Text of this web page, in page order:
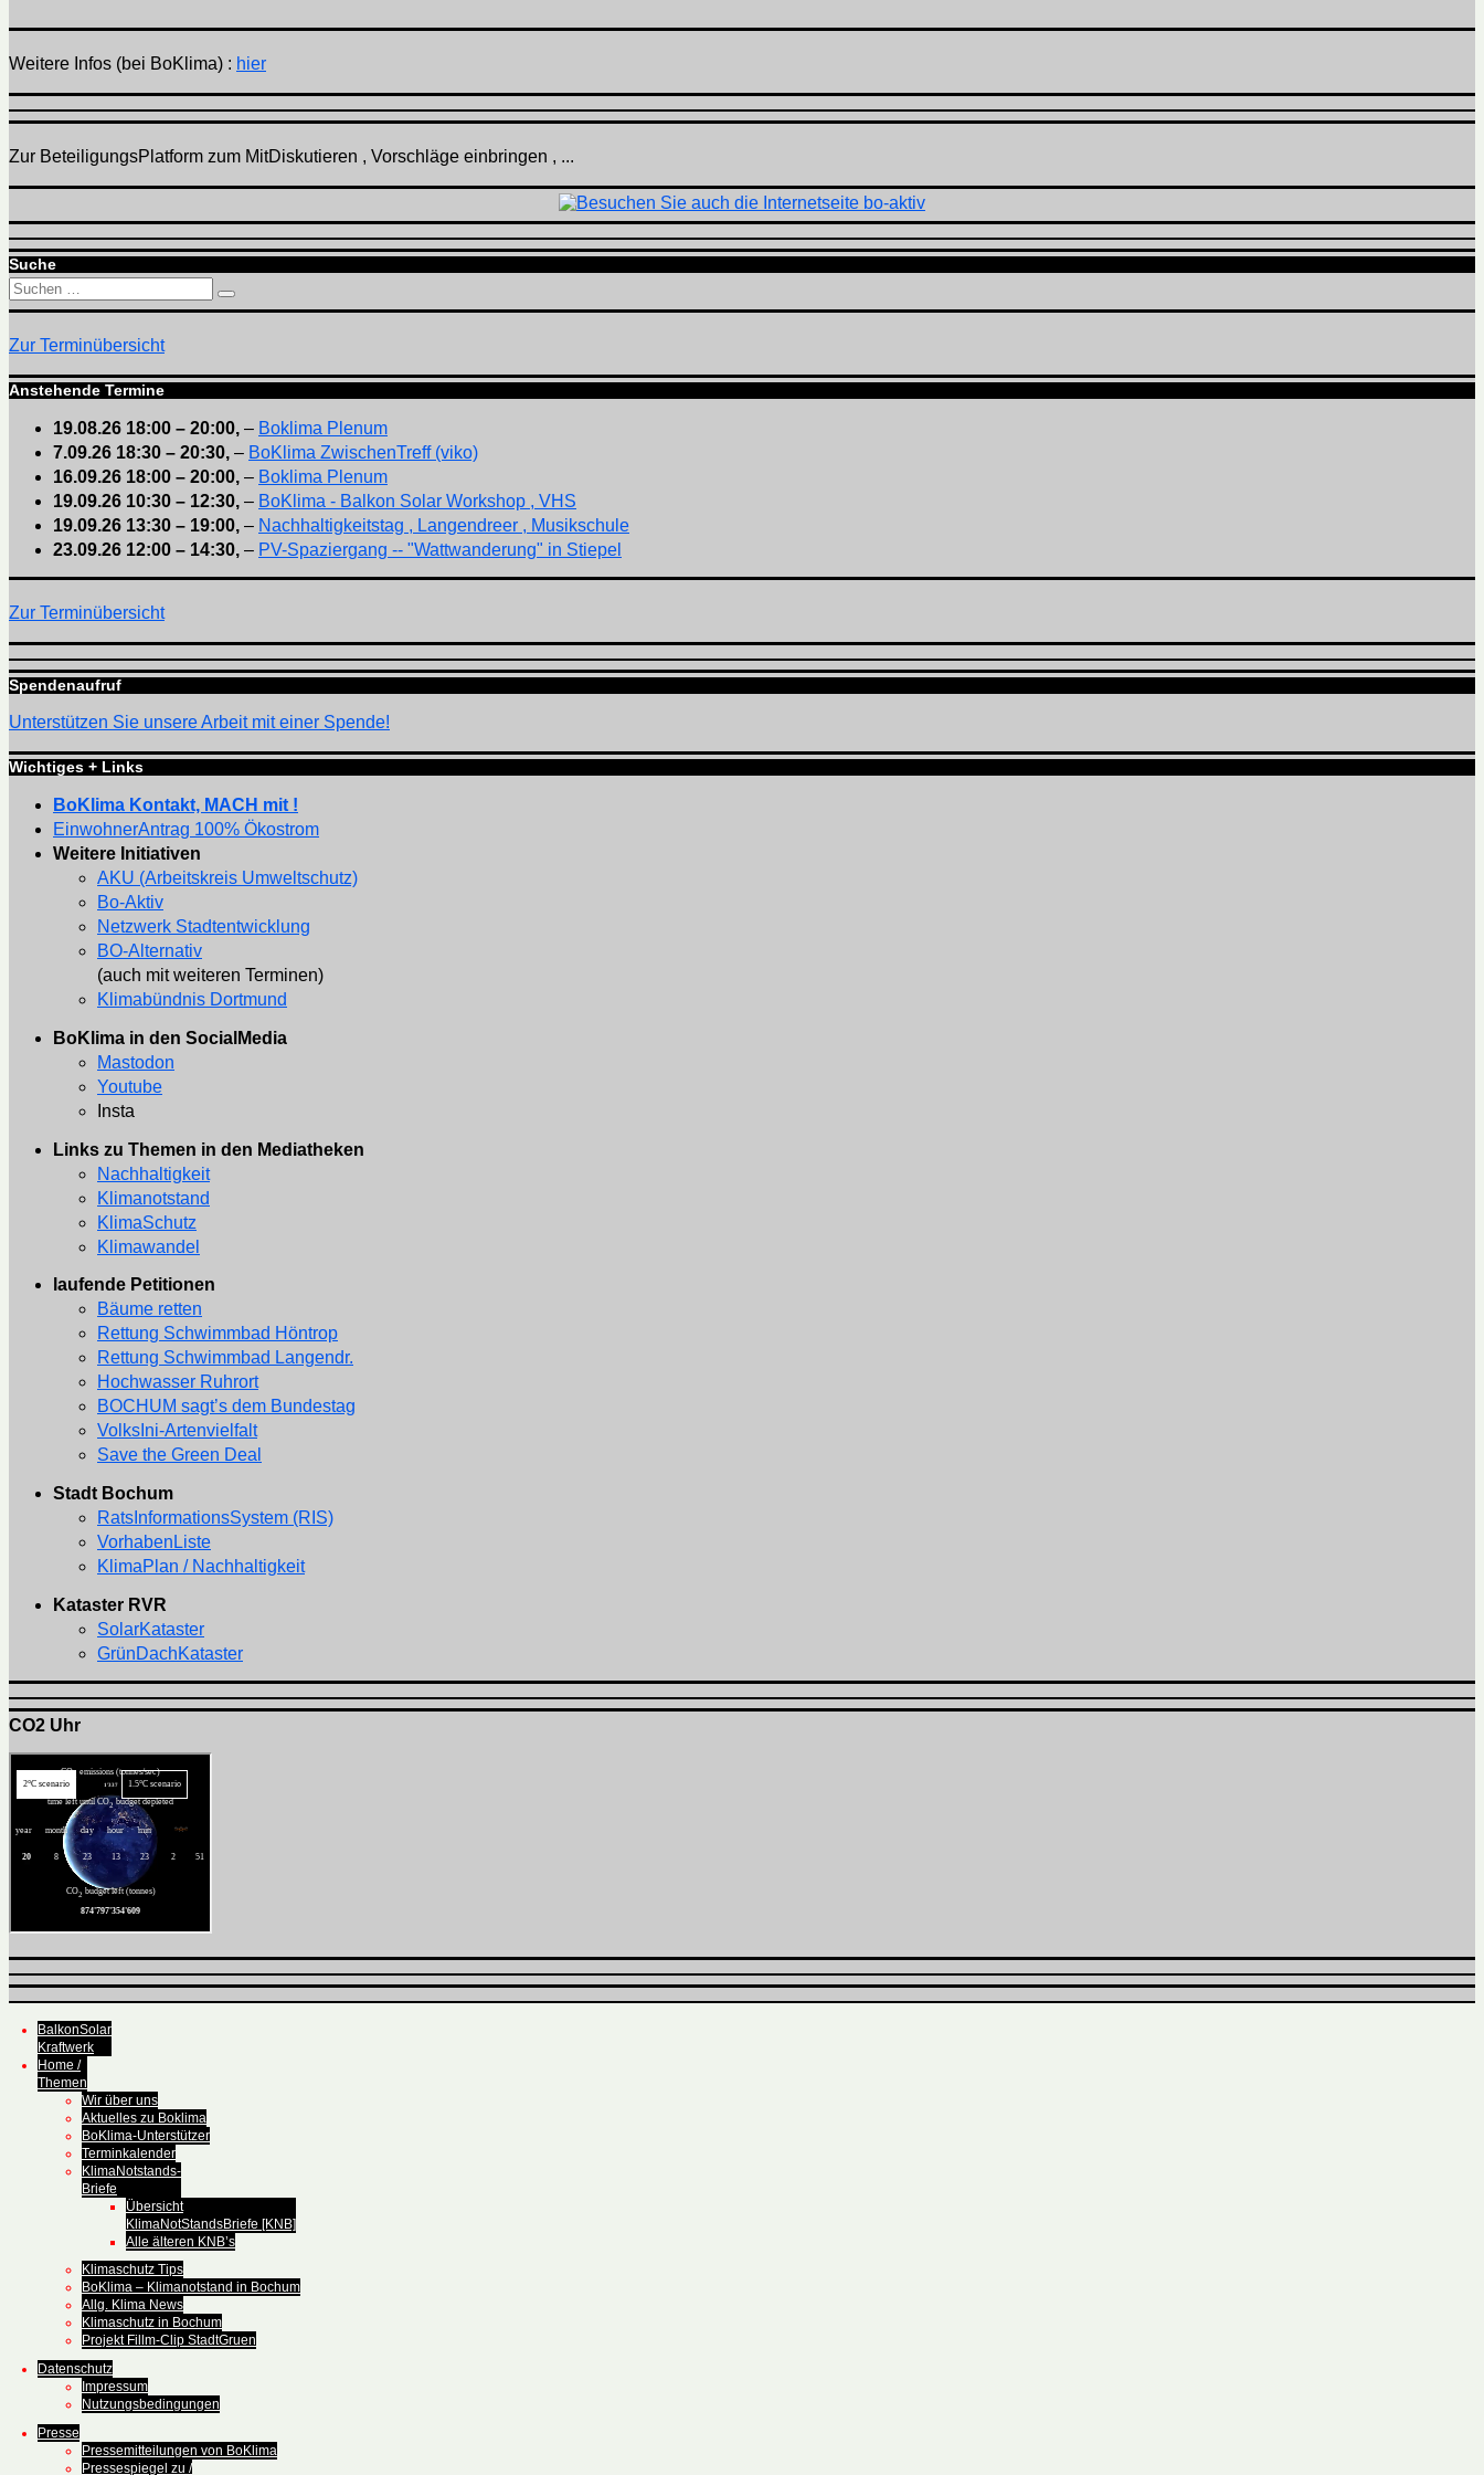
Weitere Infos (bei BoKlima) : hier
Zur BeteiligungsPlatform zum MitDiskutieren , Vorschläge einbringen , ...
Suche
Suchen
nach:
Suchen
Zur Terminübersicht
Anstehende Termine
19.08.26 18:00 – 20:00, – Boklima Plenum
7.09.26 18:30 – 20:30, – BoKlima ZwischenTreff (viko)
16.09.26 18:00 – 20:00, – Boklima Plenum
19.09.26 10:30 – 12:30, – BoKlima - Balkon Solar Workshop , VHS
19.09.26 13:30 – 19:00, – Nachhaltigkeitstag , Langendreer , Musikschule
23.09.26 12:00 – 14:30, – PV-Spaziergang -- "Wattwanderung" in Stiepel
Zur Terminübersicht
Spendenaufruf
Unterstützen Sie unsere Arbeit mit einer Spende!
Wichtiges + Links
BoKlima Kontakt, MACH mit !
EinwohnerAntrag 100% Ökostrom
Weitere Initiativen
AKU (Arbeitskreis Umweltschutz)
Bo-Aktiv
Netzwerk Stadtentwicklung
BO-Alternativ
(auch mit weiteren Terminen)
Klimabündnis Dortmund
BoKlima in den SocialMedia
Mastodon
Youtube
Insta
Links zu Themen in den Mediatheken
Nachhaltigkeit
Klimanotstand
KlimaSchutz
Klimawandel
laufende Petitionen
Bäume retten
Rettung Schwimmbad Höntrop
Rettung Schwimmbad Langendr.
Hochwasser Ruhrort
BOCHUM sagt’s dem Bundestag
VolksIni-Artenvielfalt
Save the Green Deal
Stadt Bochum
RatsInformationsSystem (RIS)
VorhabenListe
KlimaPlan / Nachhaltigkeit
Kataster RVR
SolarKataster
GrünDachKataster
CO2 Uhr
BalkonSolar
Kraftwerk
Home /
Themen
Wir über uns
Aktuelles zu Boklima
BoKlima-Unterstützer
Terminkalender
KlimaNotstands-
Briefe
Übersicht
KlimaNotStandsBriefe [KNB]
Alle älteren KNB’s
Klimaschutz Tips
BoKlima – Klimanotstand in Bochum
Allg. Klima News
Klimaschutz in Bochum
Projekt Fillm-Clip StadtGruen
Datenschutz
Impressum
Nutzungsbedingungen
Presse
Pressemitteilungen von BoKlima
Pressespiegel zu /